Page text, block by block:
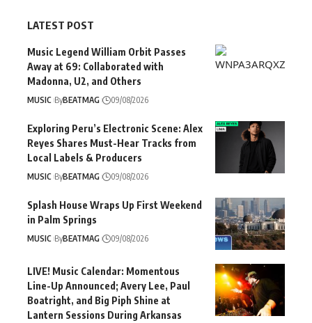
LATEST POST
Music Legend William Orbit Passes
Away at 69: Collaborated with
Madonna, U2, and Others
MUSIC ByBEATMAG 09/08/2026
Exploring Peru’s Electronic Scene: Alex
Reyes Shares Must-Hear Tracks from
Local Labels & Producers
MUSIC ByBEATMAG 09/08/2026
Splash House Wraps Up First Weekend
in Palm Springs
MUSIC ByBEATMAG 09/08/2026
LIVE! Music Calendar: Momentous
Line-Up Announced; Avery Lee, Paul
Boatright, and Big Piph Shine at
Lantern Sessions During Arkansas